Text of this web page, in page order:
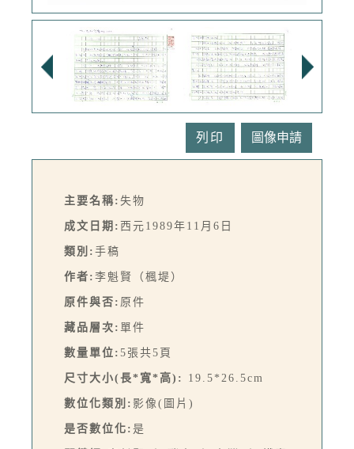
列印
主要名稱: 失物
成文日期: 西元1989年11月6日
類別: 手稿
作者: 李魁賢（楓堤）
原件與否: 原件
藏品層次: 單件
數量單位: 5張共5頁
尺寸大小(長*寬*高): 19.5*26.5cm
數位化類別: 影像(圖片)
是否數位化: 是